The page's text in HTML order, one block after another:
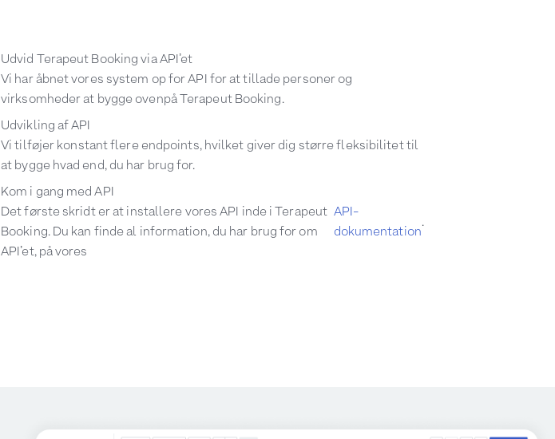
Udvid Terapeut Booking via API’et
Vi har åbnet vores system op for API for at tillade personer og
virksomheder at bygge ovenpå Terapeut Booking.
Udvikling af API
Vi tilføjer konstant flere endpoints, hvilket giver dig større fleksibilitet til
at bygge hvad end, du har brug for.
Kom i gang med API
Det første skridt er at installere vores API inde i Terapeut
Booking. Du kan finde al information, du har brug for om
API’et, på vores
API-
dokumentation
.